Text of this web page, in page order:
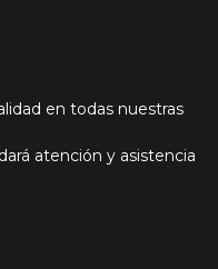
en todas nuestras
atención y asistencia